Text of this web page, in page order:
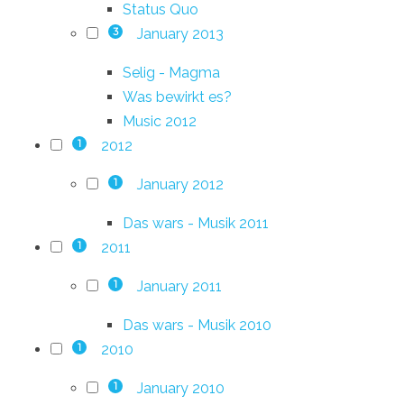
Status Quo
3 January 2013
Selig - Magma
Was bewirkt es?
Music 2012
1 2012
1 January 2012
Das wars - Musik 2011
1 2011
1 January 2011
Das wars - Musik 2010
1 2010
1 January 2010